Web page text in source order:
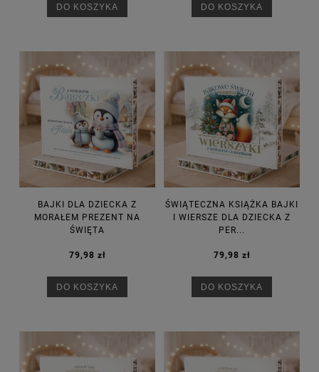
DO KOSZYKA DO KOSZYKA
BAJKI DLA DZIECKA Z
MORAŁEM PREZENT NA
ŚWIĘTA
79,98 zł
DO KOSZYKA
ŚWIĄTECZNA KSIĄŻKA BAJKI
I WIERSZE DLA DZIECKA Z
PER...
79,98 zł
DO KOSZYKA